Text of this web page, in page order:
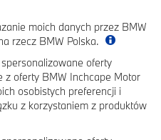
moich danych przez BMW
rzecz BMW Polska.
oferty
z oferty BMW Inchcape Motor
osobistych preferencji i
z korzystaniem z produktów